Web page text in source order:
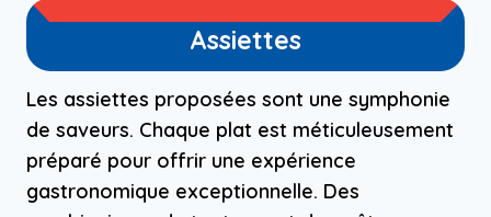
Assiettes
Les assiettes proposées sont une symphonie
de saveurs. Chaque plat est méticuleusement
préparé pour offrir une expérience
gastronomique exceptionnelle. Des